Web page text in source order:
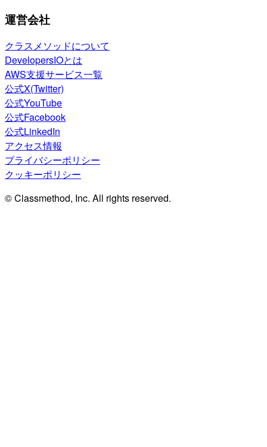
運営会社
クラスメソッドについて
DevelopersIOとは
AWS支援サービス一覧
公式X(Twitter)
公式YouTube
公式Facebook
公式LinkedIn
アクセス情報
プライバシーポリシー
クッキーポリシー
© Classmethod, Inc. All rights reserved.